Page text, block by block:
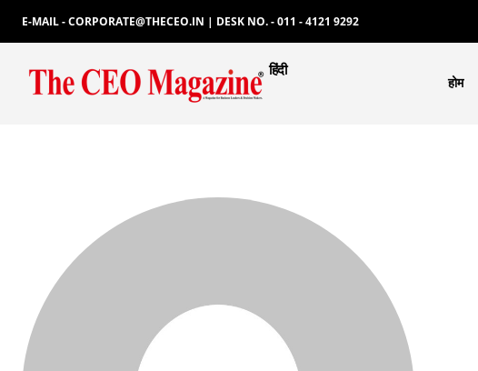
E-MAIL - CORPORATE@THECEO.IN | DESK NO. - 011 - 4121 9292
हिंदी
होम